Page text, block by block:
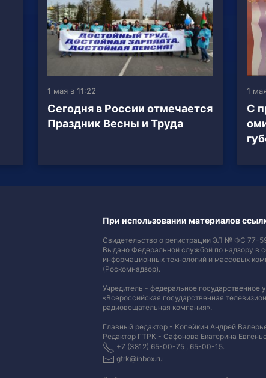
1 мая в 11:22
Сегодня в России отмечается
Праздник Весны и Труда
1
С
При использовании материалов
Свидетельство о регистрации ЭЛ № ФС 77-
Выдано Федеральной службой по надзору в
информационных технологий и массовых
(Роскомнадзор).
Учредитель - федеральное государственное
«Всероссийская государственная
радиовещательная компания».
Главный редактор - Копейкин Андрей
Редактор ГТРК - Сафонова Екатерина
+7 (3812) 65-00-75 , 65-00-15.
gtrk@inbox.ru